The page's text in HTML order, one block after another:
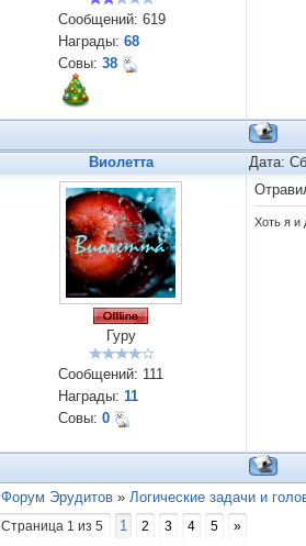
Сообщений: 619
Награды: 68
Совы: 38
Виолетта Дата:
Гуру
Сообщений: 111
Награды: 11
Совы: 0
Хоть я и
Форум Эрудитов » Логические задачи и
Страница 1 из 5 1 2 3 4 5 »